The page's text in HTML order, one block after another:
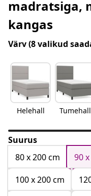
madratsiga,
kangas
Värv(8 valikud
Helehall Tumehall
Suurus
80 x 200 cm
90
100 x 200 cm